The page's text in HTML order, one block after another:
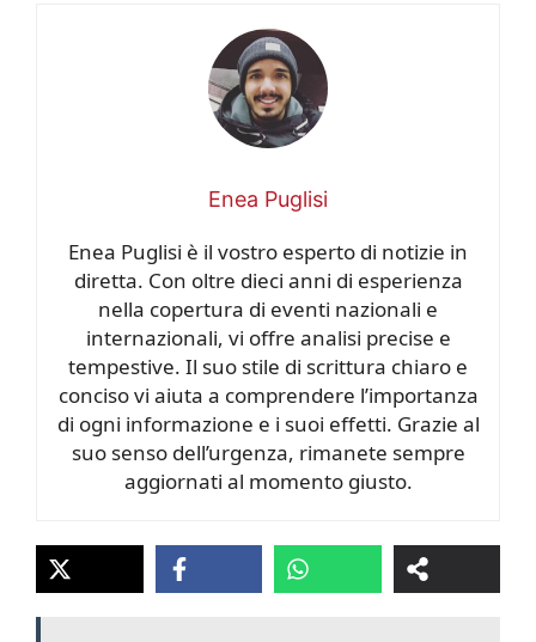
Enea Puglisi
Enea Puglisi è il vostro esperto di notizie in
diretta. Con oltre dieci anni di esperienza
nella copertura di eventi nazionali e
internazionali, vi offre analisi precise e
tempestive. Il suo stile di scrittura chiaro e
conciso vi aiuta a comprendere l’importanza
di ogni informazione e i suoi effetti. Grazie al
suo senso dell’urgenza, rimanete sempre
aggiornati al momento giusto.